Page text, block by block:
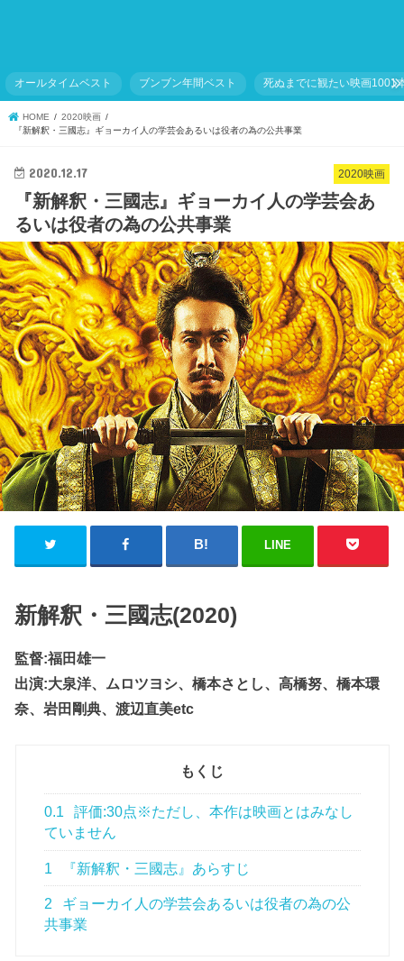
オールタイムベスト ブンブン年間ベスト 死ぬまでに観たい映画1001
HOME
2020映画
『新解釈・三國志』ギョーカイ人の学芸会あるいは役者の為の公共事業
2020映画
2020.12.17
『新解釈・三國志』ギョーカイ人の学芸会あ
るいは役者の為の公共事業
LINE
新解釈・三國志(2020)
監督:福田雄一
出演:大泉洋、ムロツヨシ、橋本さとし、高橋努、橋本環
奈、岩田剛典、渡辺直美etc
もくじ
0.1
評価:30点※ただし、本作は映画とはみなし
ていません
1 『新解釈・三國志』あらすじ
2
ギョーカイ人の学芸会あるいは役者の為の公
共事業